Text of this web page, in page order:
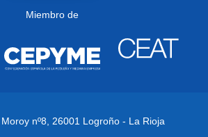
Miembro de
nº8, 26001 Logroño - La Rioja